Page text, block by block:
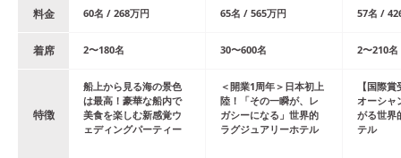
料金 60名 / 268万円 65名 / 565万円 57名 /
着席 2〜180名 30〜600名 2〜210名
特徴
船上から見る海の景色
は最高！豪華な船内で
美食を楽しむ新感覚ウ
ェディングパーティー
＜開業1周年＞日本初上
陸！「その一瞬が、レ
ガシーになる」世界的
ラグジュアリーホテル
【国際
オーシャ
がる世界
テル